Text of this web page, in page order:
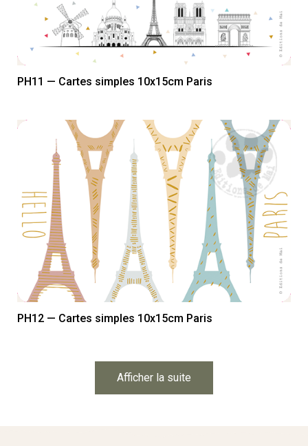
PH11 — Cartes simples 10x15cm Paris
PH12 — Cartes simples 10x15cm Paris
Afficher la suite